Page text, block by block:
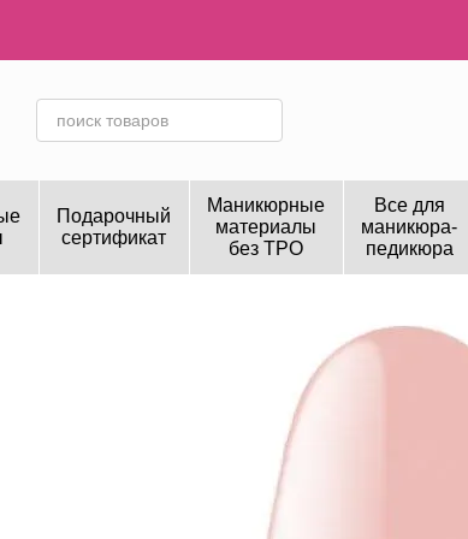
Подарочный
сертификат
Маникюрные
материалы
без TPO
Все для
маникюра-
педикюра